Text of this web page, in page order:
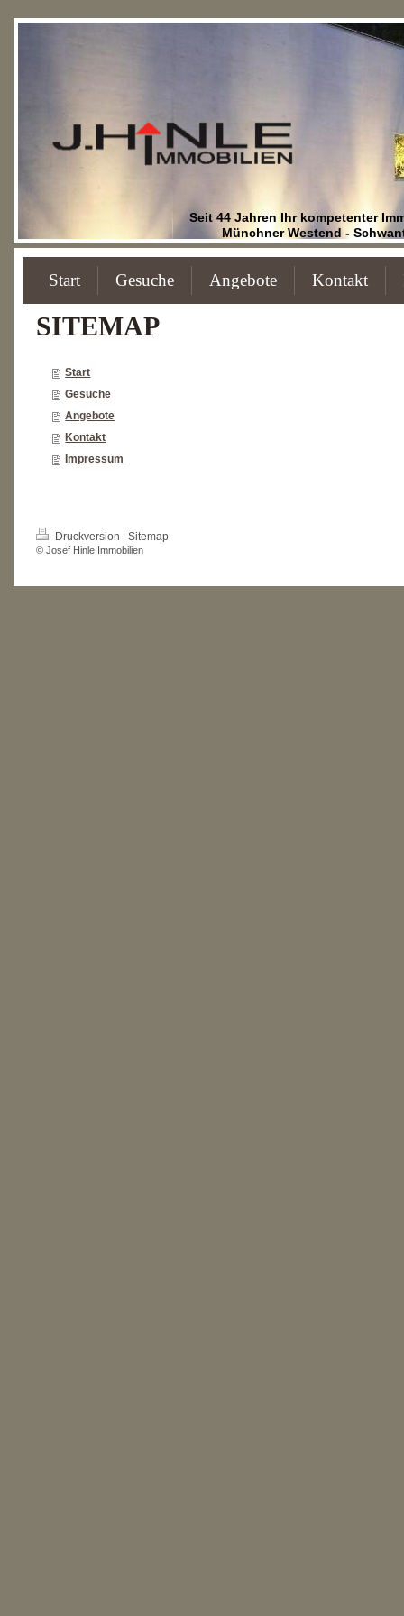
Seit 44 Jahren Ihr kompetenter
Münchner Westend -
Start Gesuche Angebote Kontakt
SITEMAP
Start
Gesuche
Angebote
Kontakt
Impressum
Druckversion | Sitemap
© Josef Hinle Immobilien